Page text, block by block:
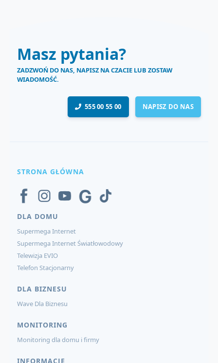
Masz pytania?
ZADZWOŃ DO NAS, NAPISZ NA CZACIE LUB ZOSTAW
WIADOMOŚĆ.
555 00 55 00 NAPISZ DO NAS
STRONA GŁÓWNA
DLA DOMU
Supermega Internet
Supermega Internet Światłowodowy
Telewizja EVIO
Telefon Stacjonarny
DLA BIZNESU
Wave Dla Biznesu
MONITORING
Monitoring dla domu i firmy
INFORMACJE